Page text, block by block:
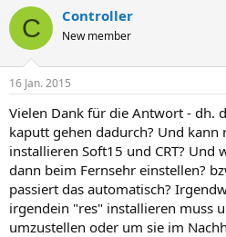
C Controller
New member
16 Jan. 2015
Vielen Dank für die Antwort - dh.
kaputt gehen dadurch? Und kann
installieren Soft15 und CRT? Und
dann beim Fernsehr einstellen?
passiert das automatisch?
irgendein "res" installieren muss
umzustellen oder um sie im